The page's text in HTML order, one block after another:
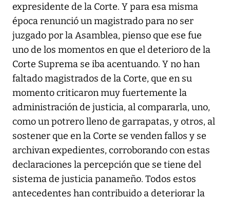
expresidente de la Corte. Y para esa misma
época renunció un magistrado para no ser
juzgado por la Asamblea, pienso que ese fue
uno de los momentos en que el deterioro de la
Corte Suprema se iba acentuando. Y no han
faltado magistrados de la Corte, que en su
momento criticaron muy fuertemente la
administración de justicia, al compararla, uno,
como un potrero lleno de garrapatas, y otros, al
sostener que en la Corte se venden fallos y se
archivan expedientes, corroborando con estas
declaraciones la percepción que se tiene del
sistema de justicia panameño. Todos estos
antecedentes han contribuido a deteriorar la